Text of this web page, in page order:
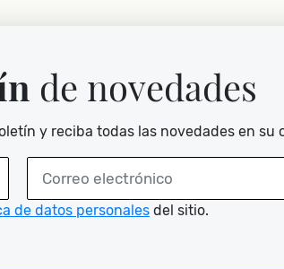
de novedades
y reciba todas las novedades en su
de datos personales del sitio.